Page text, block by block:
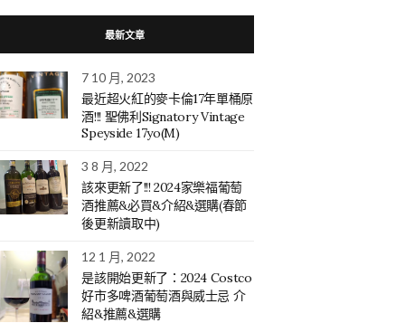
最新文章
7 10 月, 2023
最近超火紅的麥卡倫17年單桶原
酒!!! 聖佛利Signatory Vintage
Speyside 17yo(M)
3 8 月, 2022
該來更新了!!! 2024家樂福葡萄
酒推薦&必買&介紹&選購(春節
後更新讀取中)
12 1 月, 2022
是該開始更新了：2024 Costco
好市多啤酒葡萄酒與威士忌 介
紹&推薦&選購